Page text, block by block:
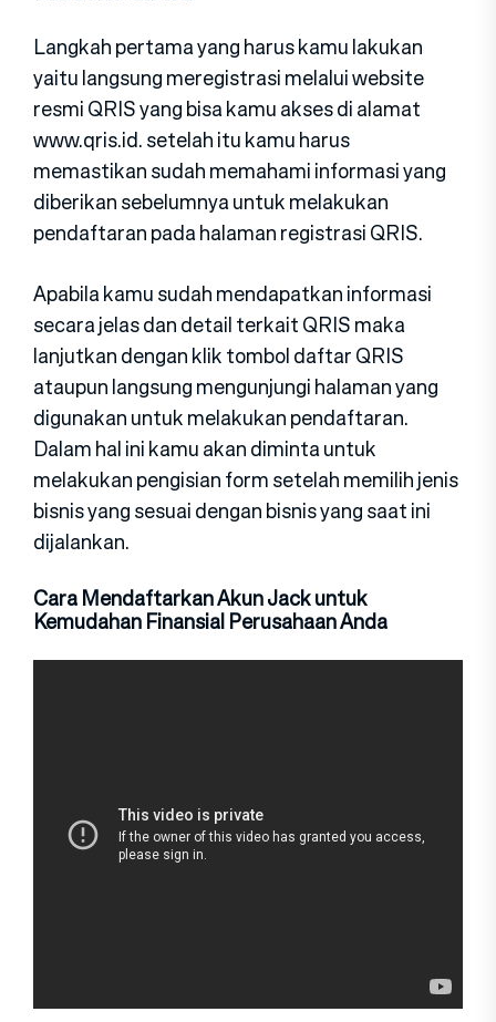
Langkah pertama yang harus kamu lakukan
yaitu langsung meregistrasi melalui website
resmi QRIS yang bisa kamu akses di alamat
www.qris.id. setelah itu kamu harus
memastikan sudah memahami informasi yang
diberikan sebelumnya untuk melakukan
pendaftaran pada halaman registrasi QRIS.
Apabila kamu sudah mendapatkan informasi
secara jelas dan detail terkait QRIS maka
lanjutkan dengan klik tombol daftar QRIS
ataupun langsung mengunjungi halaman yang
digunakan untuk melakukan pendaftaran.
Dalam hal ini kamu akan diminta untuk
melakukan pengisian form setelah memilih jenis
bisnis yang sesuai dengan bisnis yang saat ini
dijalankan.
Cara Mendaftarkan Akun Jack untuk
Kemudahan Finansial Perusahaan Anda